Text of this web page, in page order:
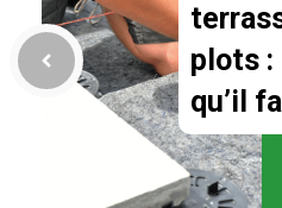
plots
qu’il